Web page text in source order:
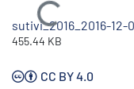
Ladataan...
sutivi_2016_2016-12-
455.44 KB
CC BY 4.0